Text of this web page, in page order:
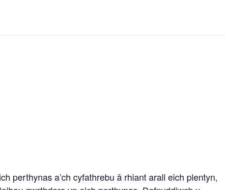
perthynas a’ch cyfathrebu â rhiant arall eich plentyn,